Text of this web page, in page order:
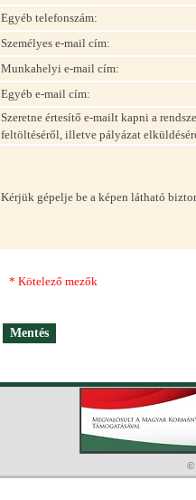
Egyéb telefonszám:
Személyes e-mail cím:
Munkahelyi e-mail cím:
Egyéb e-mail cím:
Szeretne értesítő e-mailt kapni a
feltöltéséről, illetve pályázat
Kérjük gépelje be a képen látható
* Kötelező mezők
©